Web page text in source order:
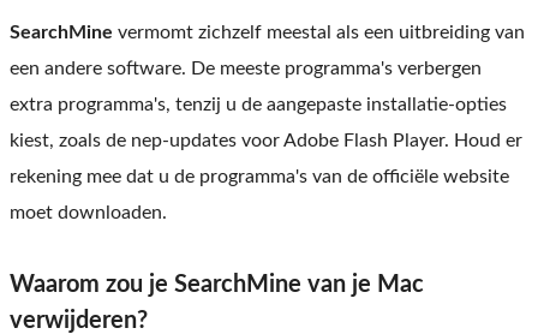
SearchMine vermomt zichzelf meestal als een uitbreiding van
een andere software. De meeste programma's verbergen
extra programma's, tenzij u de aangepaste installatie-opties
kiest, zoals de nep-updates voor Adobe Flash Player. Houd er
rekening mee dat u de programma's van de officiële website
moet downloaden.
Waarom zou je SearchMine van je Mac
verwijderen?